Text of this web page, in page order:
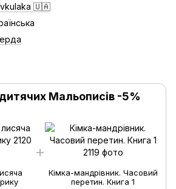
🇺🇦
Мальописів -5%
Кімка-мандрівник. Часовий
перетин. Книга 1